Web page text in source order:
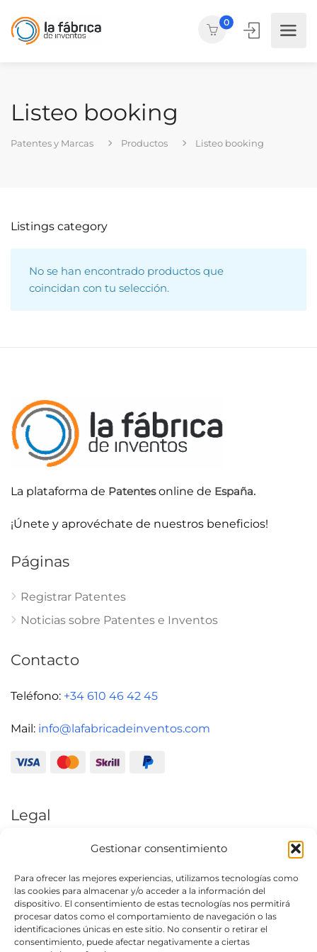
Gestionar consentimiento
Para ofrecer las mejores experiencias, utilizamos tecnologías como
las cookies para almacenar y/o acceder a la información del
dispositivo. El consentimiento de estas tecnologías nos permitirá
procesar datos como el comportamiento de navegación o las
identificaciones únicas en este sitio. No consentir o retirar el
consentimiento, puede afectar negativamente a ciertas
0
Listeo booking
Patentes y Marcas Productos Listeo booking
Listings category
No se han encontrado productos que
coincidan con tu selección.
La plataforma de Patentesonline de España.
¡Únete y aprovéchate de nuestros beneficios!
Páginas
Registrar Patentes
Noticias sobre Patentes e Inventos
Contacto
Teléfono: +34 610 46 42 45
Mail: info@lafabricadeinventos.com
Legal
Política de Privacidad
Condiciones generales de uso
Política de cookies (UE)